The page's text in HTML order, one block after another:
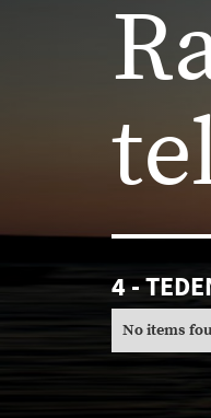
4 -
No items